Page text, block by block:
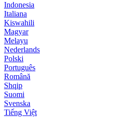
Indonesia
Italiana
Kiswahili
Magyar
Melayu
Nederlands
Polski
Português
Română
Shqip
Suomi
Svenska
Tiếng Việt